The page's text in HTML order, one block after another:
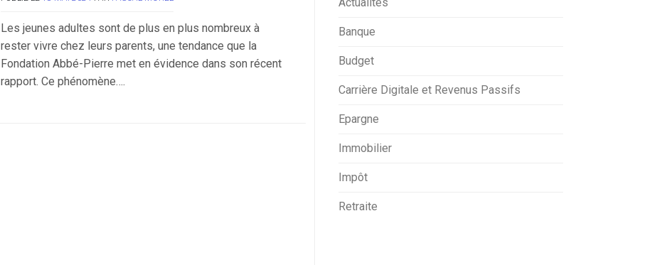
Les jeunes adultes sont de plus en plus nombreux à
rester vivre chez leurs parents, une tendance que la
Fondation Abbé-Pierre met en évidence dans son récent
rapport. Ce phénomène….
Banque
Budget
Carrière Digitale et Revenus Passifs
Epargne
Immobilier
Impôt
Retraite